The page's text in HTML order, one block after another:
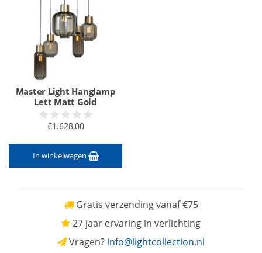
Master Light Hanglamp
Lett Matt Gold
€1.628,00
In winkelwagen
Gratis verzending vanaf €75
27 jaar ervaring in verlichting
Vragen? info@lightcollection.nl